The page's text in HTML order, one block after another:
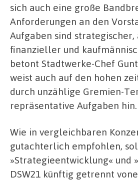
sich auch eine große
Anforderungen an den
Aufgaben sind strategischer,
finanzieller und
betont Stadtwerke-Chef
weist auch auf den hohen
durch unzählige Gremien-
repräsentative Aufgaben hin.
Wie in vergleichbaren
gutachterlich empfohlen,
»Strategieentwicklung« und
DSW21 künftig getrennt